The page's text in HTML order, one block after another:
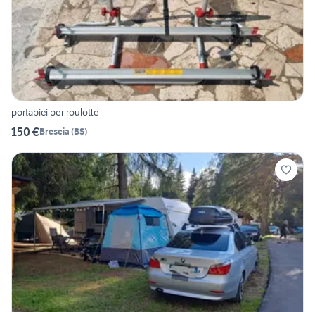
portabici per roulotte
150 €Brescia (BS)